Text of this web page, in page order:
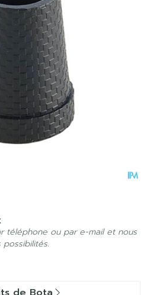
téléphone ou par e-mail et nous